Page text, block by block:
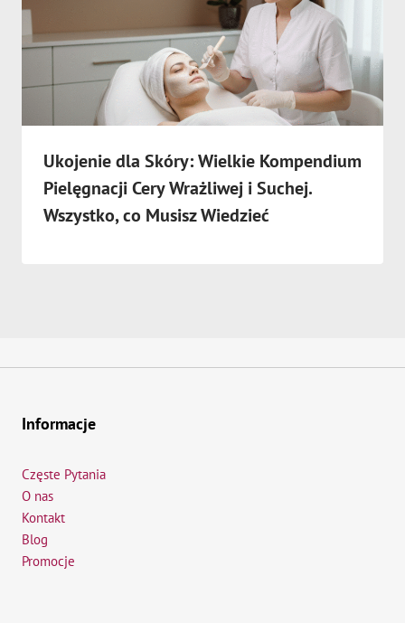
Ukojenie dla Skóry: Wielkie Kompendium
Pielęgnacji Cery Wrażliwej i Suchej.
Wszystko, co Musisz Wiedzieć
Informacje
Częste Pytania
O nas
Kontakt
Blog
Promocje